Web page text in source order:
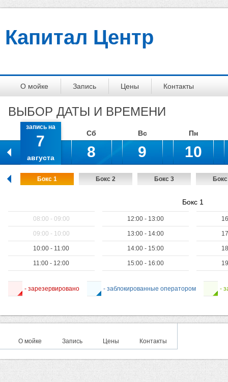
Капитал Центр
О мойке Запись Цены Контакты
ВЫБОР ДАТЫ И ВРЕМЕНИ
запись на
7
августа
Сб
запись на
8
Вс
запись на
9
Пн
запись на
10
Бокс 1 Бокс 2 Бокс 3
Бокс 1
08:00 - 09:00
09:00 - 10:00
10:00 - 11:00
11:00 - 12:00
12:00 - 13:00
13:00 - 14:00
14:00 - 15:00
15:00 - 16:00
- зарезервировано - заблокированные оператором -
О мойке Запись Цены Контакты